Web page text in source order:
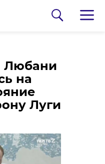
Любани
на
Луги
на 28